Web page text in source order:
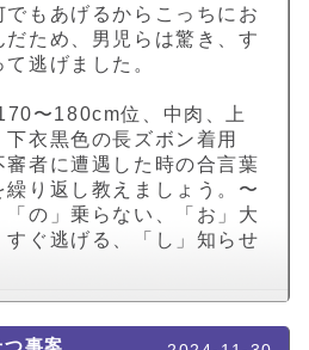
でもあげるからこっちにお
ため、男児らは驚き、す
逃げました。
〜180cm位、中肉、上
衣黒色の長ズボン着用
者に遭遇した時の合言葉
繰り返し教えましょう。〜
「の」乗らない、「お」大
ぐ逃げる、「し」知らせ
事案